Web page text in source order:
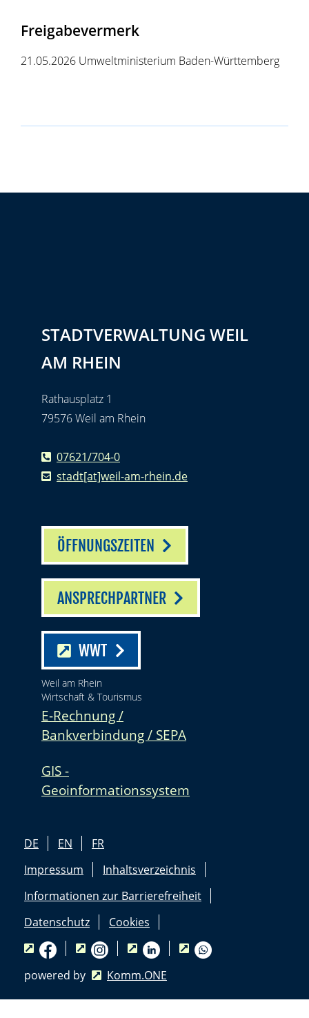
Freigabevermerk
21.05.2026 Umweltministerium Baden-Württemberg
STADTVERWALTUNG WEIL
AM RHEIN
Rathausplatz 1
79576 Weil am Rhein
07621/704-0
stadt[at]weil-am-rhein.de
ÖFFNUNGSZEITEN
ANSPRECHPARTNER
WWT
Weil am Rhein
Wirtschaft & Tourismus
E-Rechnung /
Bankverbindung / SEPA
GIS -
Geoinformationssystem
DE EN
FR
Impressum
Inhaltsverzeichnis
Informationen zur Barrierefreiheit
Datenschutz
Cookies
powered by Komm.ONE